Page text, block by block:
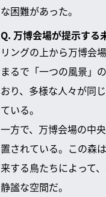
な困難があった。
Q. 万博会場が提示する
リングの上から万博会
まるで「一つの風景」
おり、多様な人々が同
ている。
一方で、万博会場の中
置されている。この森
来する鳥たちによって
静謐な空間だ。